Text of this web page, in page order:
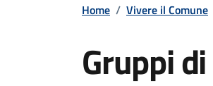
Home / Vivere il Comune
Gruppi